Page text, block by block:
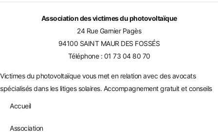
Association des victimes du photovoltaïque
24 Rue Garnier Pagès
94100 SAINT MAUR DES FOSSÉS
Téléphone : 01 73 04 80 70
Victimes du photovoltaïque vous met en relation avec des avocats
spécialisés dans les litiges solaires. Accompagnement gratuit et conseils
Accueil
Association